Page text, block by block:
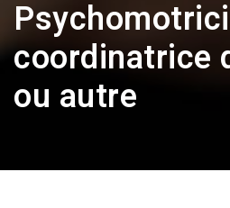
coordinatrice
ou autre